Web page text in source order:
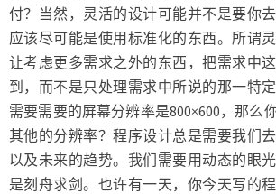
付？当然，灵活的设计可能并不是要你
应该尽可能是使用标准化的东西。所谓
让考虑更多需求之外的东西，把需求中
到，而不是只处理需求中所说的那一特定
需要需要的屏幕分辨率是800×600，那么
其他的分辨率？程序设计总是需要我们去
以及未来的趋势。我们需要用动态的眼
是刻舟求剑。也许有一天，你今天写的